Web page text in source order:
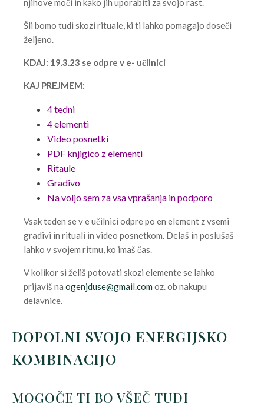
njihove moči in kako jih uporabiti za svojo rast.
Šli bomo tudi skozi rituale, ki ti lahko pomagajo doseči
željeno.
KDAJ: 19.3.23 se odpre v e- učilnici
KAJ PREJMEM:
4 tedni
4 elementi
Video posnetki
PDF knjigico z elementi
Ritaule
Gradivo
Na voljo sem za vsa vprašanja in podporo
Vsak teden se v e učilnici odpre po en element z vsemi
gradivi in rituali in video posnetkom. Delaš in poslušaš
lahko v svojem ritmu, ko imaš čas.
V kolikor si želiš potovati skozi elemente se lahko
prijaviš na ogenjduse@gmail.com oz. ob nakupu
delavnice.
DOPOLNI SVOJO ENERGIJSKO
KOMBINACIJO
MOGOČE TI BO VŠEČ TUDI